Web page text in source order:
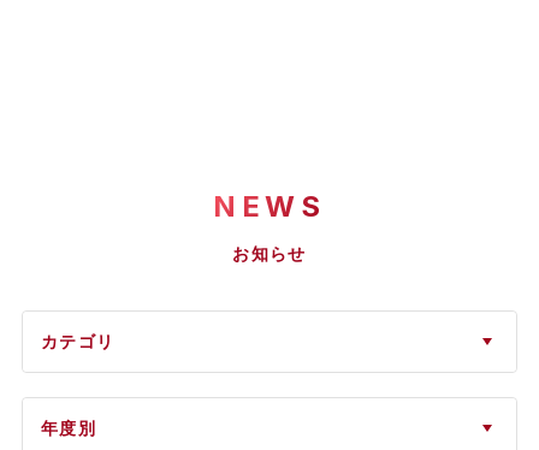
NEWS
お知らせ
カテゴリ
年度別